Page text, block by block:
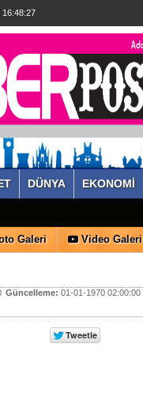
16:48:27
DÜNYA EKONOMİ
Galeri Video Galeri
Güncelleme: 01-01-1970 02:00:00